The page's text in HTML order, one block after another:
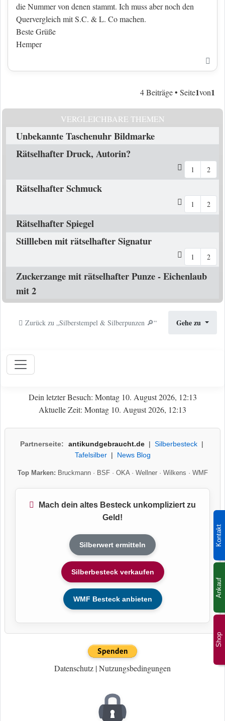
Shop
Kontakt
Ankauf
die Nummer von denen stammt. Ich muss aber noch den
Quervergleich mit S.C. & L. Co machen.
Beste Grüße
Hemper
4 Beiträge • Seite1von1
VERGLEICHBARE THEMEN
Unbekannte Taschenuhr Bildmarke
Rätselhafter Druck, Autorin?
1 2
Rätselhafter Schmuck
1 2
Rätselhafter Spiegel
Stillleben mit rätselhafter Signatur
1 2
Zuckerzange mit rätselhafter Punze - Eichenlaub
mit 2
Zurück zu „Silberstempel & Silberpunzen 🔎“ Gehe zu
Dein letzter Besuch: Montag 10. August 2026, 12:13
Aktuelle Zeit: Montag 10. August 2026, 12:13
Partnerseite: antikundgebraucht.de| Silberbesteck|
Tafelsilber| News Blog
Top Marken: Bruckmann· BSF· OKA· Wellner· Wilkens · WMF
Mach dein altes Besteck unkompliziert zu
Geld!
Silberwert ermitteln
Silberbesteck verkaufen
WMF Besteck anbieten
Datenschutz |Nutzungsbedingungen